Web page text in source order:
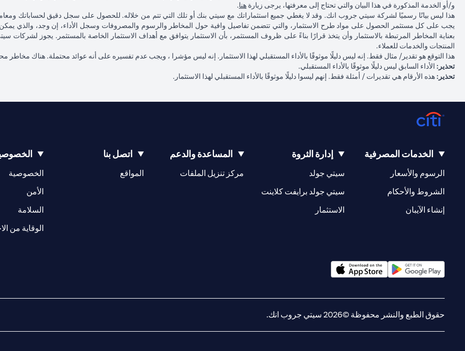
و/أو الخدمة المذكورة في هذا البيان والتي تحتاج إلى معرفتها، يرجى زيارة هنا.
هذا ليس بيانًا رسميًا لشركة سيتي جروب انك. وقد لا يغطي جميع استثماراتك مع سيتي بنك أو تلك التي تتم من خلاله. للحصول على سجل دقيق لحساباتك
يجب على كل مستثمر الحصول على مواد طرح الاستثمار، والتي تتضمن تفاصيل وافية حول المخاطر والرسوم والمصروفات وسجل الأداء، إن وجد، والذي
بعناية المخاطر المرتبطة بالاستثمار وأن يتخذ قرارًا بناءً على ظروف المستثمر، بأن الاستثمار يتوافق مع أهداف الاستثمار الخاصة بالمستثمر. يجوز
المنتجات والخدمات للعملاء.
هذا التوقع هو تقدير/ مثال فقط. إنه ليس دليلًا موثوقًا بالأداء المستقبلي لهذا الاستثمار. إنه ليس مؤشرا ، ويجب عدم تفسيره على أنه عوائد محتملة. هناك مخاطر
تحذير: الأداء السابق ليس دليلًا موثوقًا بالأداء المستقبلي.
تحذير:هذه الأرقام هي تقديرات / أمثلة فقط. إنهم ليسوا دليلًا موثوقًا بالأداء المستقبلي لهذا الاستثمار.
الخدمات المصرفية
الرسوم والأسعار
الشروط والأحكام
إنشاء الآيبان
إدارة الثروة
سيتي جولد
سيتي جولد برايفت كلاينت
الاستثمار
المساعدة والدعم
مركز تنزيل الملفات
اتصل بنا
المواقع
(opens in a new tab) الخصوصية
الأمن
السلامة
الوقاية من
حقوق الطبع والنشر محفوظة ©2026 سيتي جروب انك.